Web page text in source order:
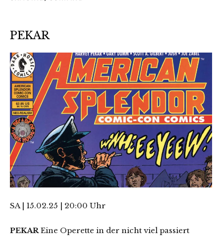
PEKAR
SA | 15.02.25 | 20:00 Uhr
PEKAREine Operette in der nicht viel passiert